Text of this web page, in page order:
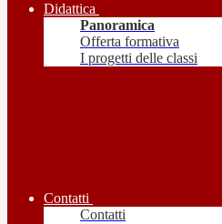
Didattica
Panoramica
Offerta formativa
I progetti delle classi
Contatti
Contatti